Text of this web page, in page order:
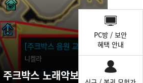
원정대 영지 주크박스 노래악보 획득처
PC방 / 보안
혜택 안내